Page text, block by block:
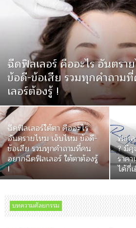
ฉีดฟิลเลอร์ คืออะไร อันตรา
ข้อดี-ข้อเสีย รวมทุกคำถาม
เลอร์ต้องรู้ !
ฉีดฟิลเลอร์ใต้ตา คืออะไร
อันตรายไหม เจ็บไหม ข้อดี-
ข้อเสีย รวมทุกคำถามที่คน
อยากฉีดฟิลเลอร์ ใต้ตาต้องรู้
!
ฟิลเ
? มี
ราค
ได้กี่
บทความศัลยกรรม